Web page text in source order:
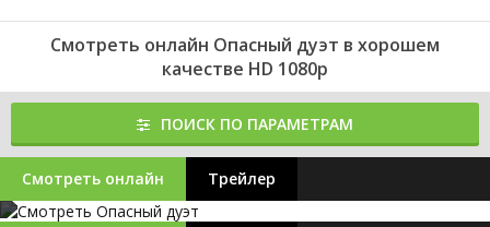
Смотреть онлайн Опасный дуэт в хорошем
качестве HD 1080p
ПОИСК ПО ПАРАМЕТРАМ
Смотреть онлайн Трейлер